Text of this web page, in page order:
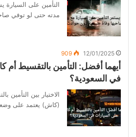
التأمين على السيارة
مدته حتى لو توفي
12/01/2025
909
أيهما أفضل: التأمين بالتقسيط
في السعودية؟
الاختيار بين التأمين
(كاش) يعتمد على